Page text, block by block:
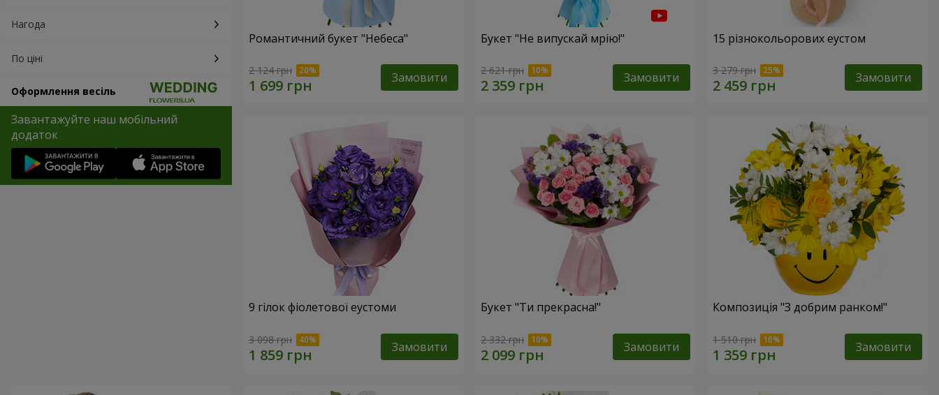
Нагода
По ціні
Оформлення весіль
Завантажуйте наш мобільний
додаток
Романтичний букет "Небеса"
2 124 грн Замовити
Букет "Не випускай мрію!"
2 621 грн Замовити
15 різнокольорових еустом
3 279 грн Замовити
9 гілок фіолетової еустоми
3 098 грн Замовити
Букет "Ти прекрасна!"
2 332 грн Замовити
Композиція "З добрим ранком!"
1 510 грн Замовити